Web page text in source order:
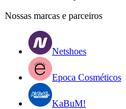
Nossas marcas e parceiros
Netshoes
Epoca Cosméticos
KaBuM!